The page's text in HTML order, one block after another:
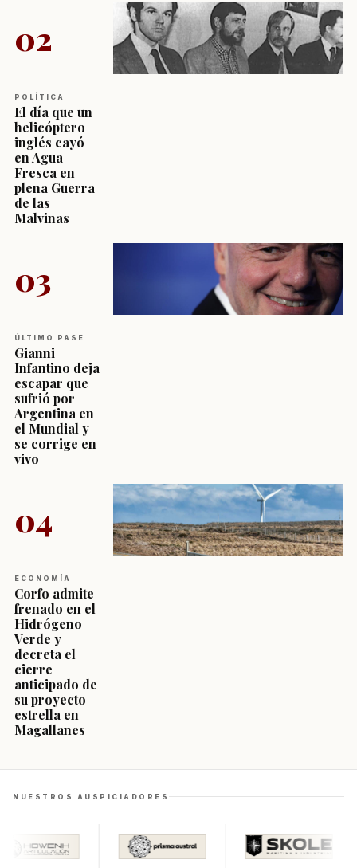
02
POLÍTICA
El día que un
helicóptero
inglés cayó
en Agua
Fresca en
plena Guerra
de las
Malvinas
03
ÚLTIMO PASE
Gianni
Infantino deja
escapar que
sufrió por
Argentina en
el Mundial y
se corrige en
vivo
04
ECONOMÍA
Corfo admite
frenado en el
Hidrógeno
Verde y
decreta el
cierre
anticipado de
su proyecto
estrella en
Magallanes
NUESTROS AUSPICIADORES